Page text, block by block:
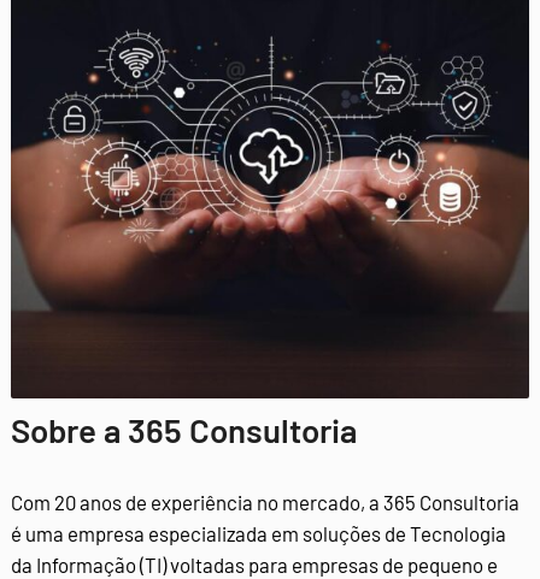
Sobre a 365 Consultoria
Com 20 anos de experiência no mercado, a 365 Consultoria
é uma empresa especializada em soluções de Tecnologia
da Informação (TI) voltadas para empresas de pequeno e